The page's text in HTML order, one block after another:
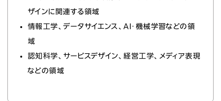
ザインに関連する領域
情報工学、データサイエンス、AI・機械学習などの領
域
認知科学、サービスデザイン、経営工学、メディア表現
などの領域